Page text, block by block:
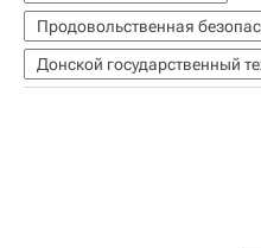
Продовольственная
Донской государственный